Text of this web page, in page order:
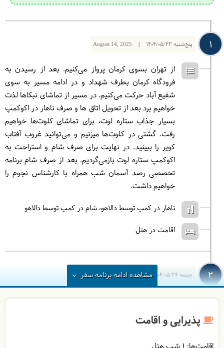
1 پنج‌شنبه August 14, 2025 | 1404/05/23
از تهران بسوی کرمان پرواز می‌کنیم. بعد از رسیدن به
فرودگاه کرمان بطرف شهداد و در ادامه مسیر به سوی
شفیع آباد حرکت می‌کنیم. در مسیر از تماشای نبکاها لذت
خواهیم برد بعد از تحویل اتاق ها و صرف ناهار در اکوکمپ
بسیار جذاب ستاره لوت، برای تماشای کلوت‌ها خواهیم
رفت. گشتی در کلوت‌ها میزنیم و می‌توانید غروب آفتاب
کویر را ببینید. در نهایت برای صرف شام و استراحت به
اکوکمپ ستاره لوت بازمی‌گردیم. بعد از صرف شام برنامه
تخصصی رصد آسمان شب همراه با کارشناس نجوم را
خواهیم داشت.
ناهار در کمپ توسط دالاهو شام در کمپ توسط دالاهو
اقامت در هتل
2 جمعه August 15, 2025 | 1404/05/24
مسیرمان را تا رسیدن به ماهان ادامه می‌دهیم. از باغ
شاهزاده ماهان دیدن می‌کنیم. سپس به سوی کرمان
مشاهدهادامهبرنامه سفر
پذیرایی و اقامت